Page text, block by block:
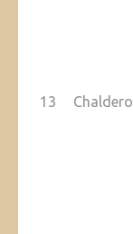
13 Chaldero